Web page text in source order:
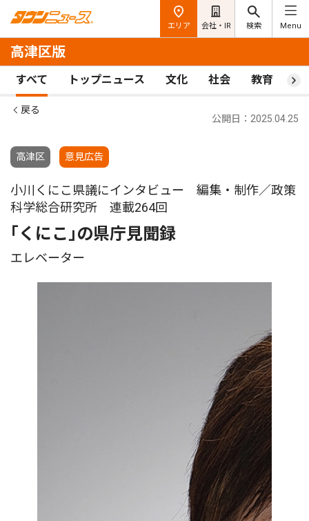
エリア 会社・IR 検索 Menu
高津区版
すべて トップニュース 文化 社会 教育 ス
戻る
高津区 意見広告
公開日：2025.04.25
小川くにこ県議にインタビュー 編集・制作／政策
科学総合研究所 連載264回
｢くにこ｣の県庁見聞録
エレベーター